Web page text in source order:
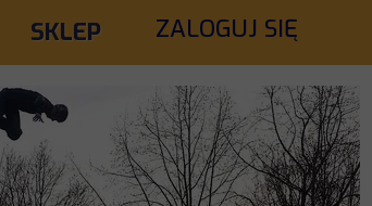
ZALOGUJ SIĘ
SKLEP